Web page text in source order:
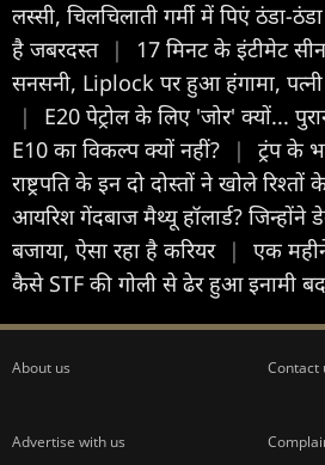
लस्सी, चिलचिलाती गर्मी में पिएं ठंडा-
है जबरदस्त |
17 मिनट के इंटीमेट
सनसनी, Liplock पर हुआ हंगामा,
|
E20 पेट्रोल के लिए 'जोर' क्यों...
E10 का विकल्प क्यों नहीं?
|
ट्रंप के
राष्ट्रपति के इन दो दोस्तों ने खोले
आयरिश गेंदबाज मैथ्यू हॉलार्ड? जिन्होंने
बजाया, ऐसा रहा है करियर |
एक
कैसे STF की गोली से ढेर हुआ इनामी
About us Contact
Advertise with us